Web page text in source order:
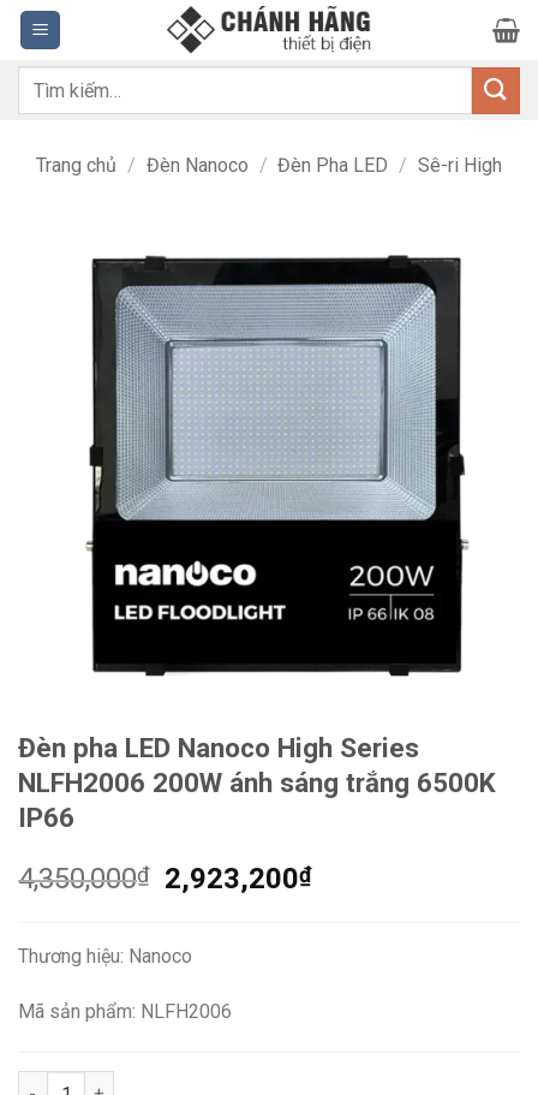
Bỏ
qua
nội
dung
Tìm
Trang chủ / Đèn Nanoco / Đèn Pha LED / Sê-ri High
Đèn pha LED Nanoco High Series
NLFH2006 200W ánh sáng trắng 6500K
IP66
4,350,000₫
Giá
4,350,000₫.
2,923,200₫Giá
Thương hiệu: Nanoco
Mã sản phẩm: NLFH2006
Đèn pha LED Nanoco High Series NLFH2006 200W ánh sáng